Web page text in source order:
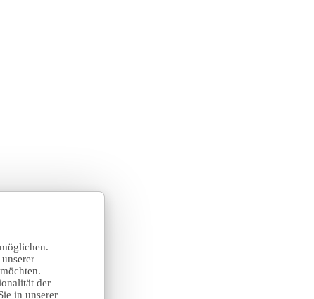
der
in unserer